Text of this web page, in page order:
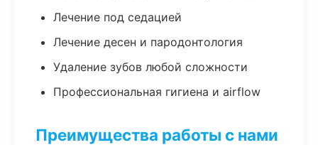
Лечение под седацией
Лечение десен и пародонтология
Удаление зубов любой сложности
Профессиональная гигиена и airflow
Преимущества работы с нами